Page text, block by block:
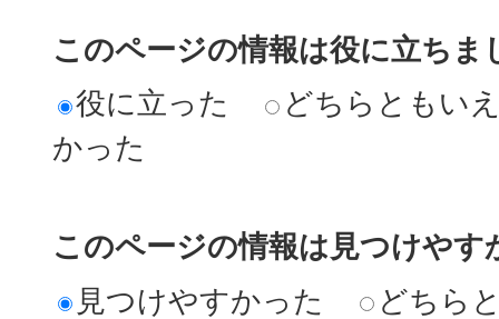
このページの情報は役に立ちま
役に立った
どちらともい
かった
このページの情報は見つけやす
見つけやすかった
どちら